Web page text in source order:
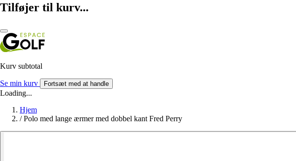
Tilføjer til kurv...
Kurv subtotal
Se min kurv Fortsæt med at handle
Loading...
Hjem
/ Polo med lange ærmer med dobbel kant Fred Perry